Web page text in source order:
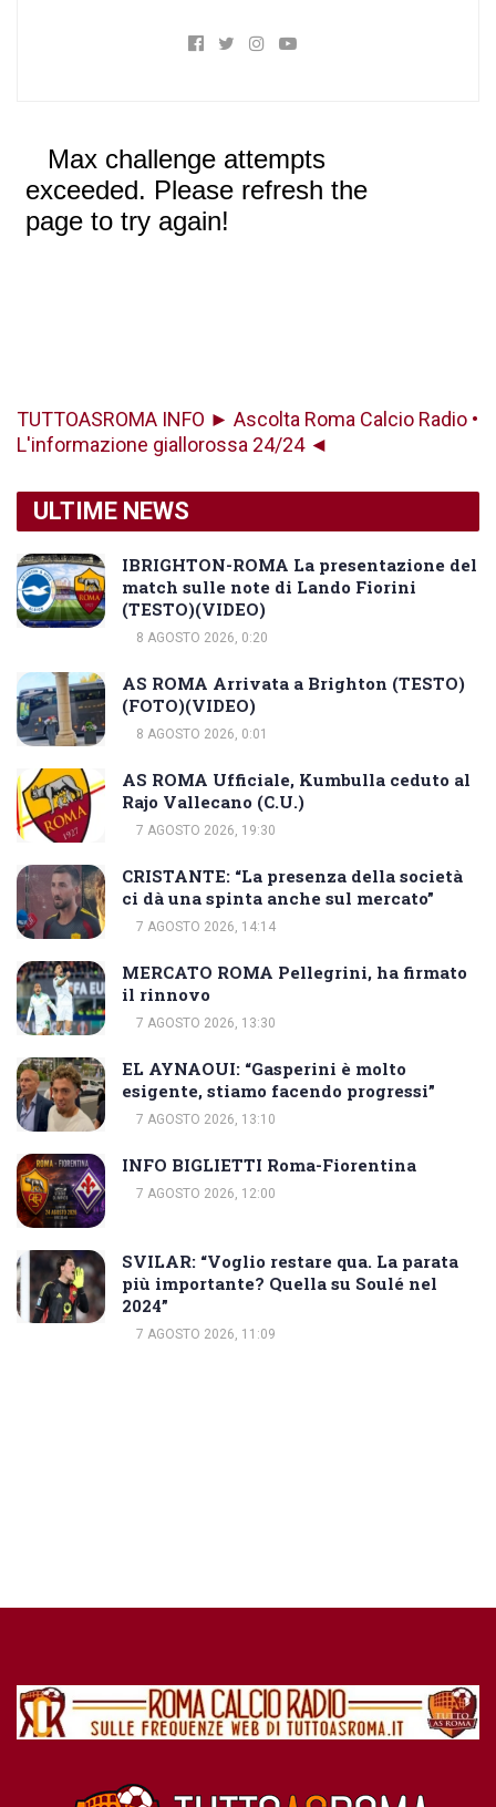
TUTTOASROMA INFO ► Ascolta Roma Calcio Radio •
L'informazione giallorossa 24/24 ◄
ULTIME NEWS
IBRIGHTON-ROMA La presentazione del
match sulle note di Lando Fiorini
(TESTO)(VIDEO)
8 AGOSTO 2026, 0:20
AS ROMA Arrivata a Brighton (TESTO)
(FOTO)(VIDEO)
8 AGOSTO 2026, 0:01
AS ROMA Ufficiale, Kumbulla ceduto al
Rajo Vallecano (C.U.)
7 AGOSTO 2026, 19:30
CRISTANTE: “La presenza della società
ci dà una spinta anche sul mercato”
7 AGOSTO 2026, 14:14
MERCATO ROMA Pellegrini, ha firmato
il rinnovo
7 AGOSTO 2026, 13:30
EL AYNAOUI: “Gasperini è molto
esigente, stiamo facendo progressi”
7 AGOSTO 2026, 13:10
INFO BIGLIETTI Roma-Fiorentina
7 AGOSTO 2026, 12:00
SVILAR: “Voglio restare qua. La parata
più importante? Quella su Soulé nel
2024”
7 AGOSTO 2026, 11:09